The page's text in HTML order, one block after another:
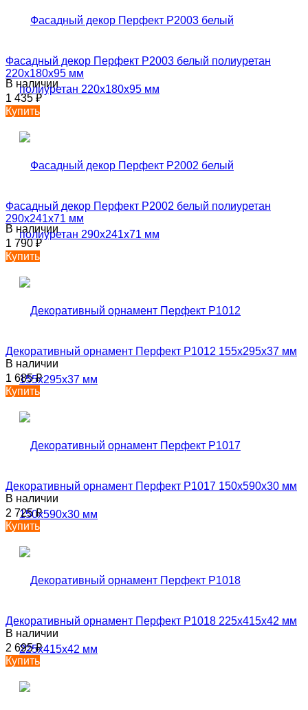
Фасадный декор Перфект P2003 белый полиуретан
220х180х95 мм
В наличии
1 435₽
Купить
Фасадный декор Перфект P2002 белый полиуретан
290х241х71 мм
В наличии
1 790₽
Купить
Декоративный орнамент Перфект P1012 155х295х37 мм
В наличии
1 685₽
Купить
Декоративный орнамент Перфект P1017 150х590х30 мм
В наличии
2 725₽
Купить
Декоративный орнамент Перфект P1018 225х415х42 мм
В наличии
2 695₽
Купить